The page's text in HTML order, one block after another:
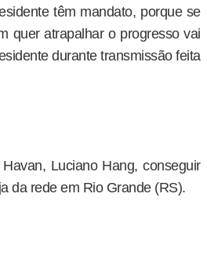
têm mandato, porque se
quer atrapalhar o progresso vai
durante transmissão feita
Luciano Hang, conseguir
da rede em Rio Grande (RS).